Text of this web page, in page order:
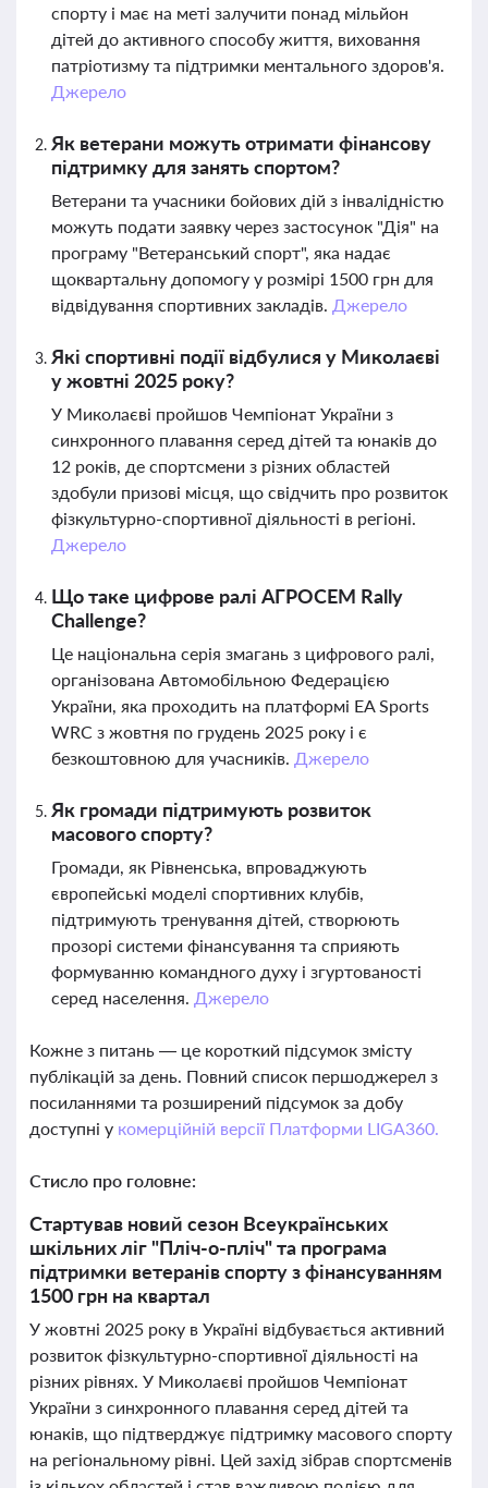
спорту і має на меті залучити понад мільйон
дітей до активного способу життя, виховання
патріотизму та підтримки ментального здоров'я.
Джерело
Як ветерани можуть отримати фінансову
підтримку для занять спортом?
Ветерани та учасники бойових дій з інвалідністю
можуть подати заявку через застосунок "Дія" на
програму "Ветеранський спорт", яка надає
щоквартальну допомогу у розмірі 1500 грн для
відвідування спортивних закладів. Джерело
Які спортивні події відбулися у Миколаєві
у жовтні 2025 року?
У Миколаєві пройшов Чемпіонат України з
синхронного плавання серед дітей та юнаків до
12 років, де спортсмени з різних областей
здобули призові місця, що свідчить про розвиток
фізкультурно-спортивної діяльності в регіоні.
Джерело
Що таке цифрове ралі АГРОСЕМ Rally
Challenge?
Це національна серія змагань з цифрового ралі,
організована Автомобільною Федерацією
України, яка проходить на платформі EA Sports
WRC з жовтня по грудень 2025 року і є
безкоштовною для учасників. Джерело
Як громади підтримують розвиток
масового спорту?
Громади, як Рівненська, впроваджують
європейські моделі спортивних клубів,
підтримують тренування дітей, створюють
прозорі системи фінансування та сприяють
формуванню командного духу і згуртованості
серед населення. Джерело
Кожне з питань — це короткий підсумок змісту
публікацій за день. Повний список першоджерел з
посиланнями та розширений підсумок за добу
доступні у комерційній версії Платформи LIGA360.
Стисло про головне:
Стартував новий сезон Всеукраїнських
шкільних ліг "Пліч-о-пліч" та програма
підтримки ветеранів спорту з фінансуванням
1500 грн на квартал
У жовтні 2025 року в Україні відбувається активний
розвиток фізкультурно-спортивної діяльності на
різних рівнях. У Миколаєві пройшов Чемпіонат
України з синхронного плавання серед дітей та
юнаків, що підтверджує підтримку масового спорту
на регіональному рівні. Цей захід зібрав спортсменів